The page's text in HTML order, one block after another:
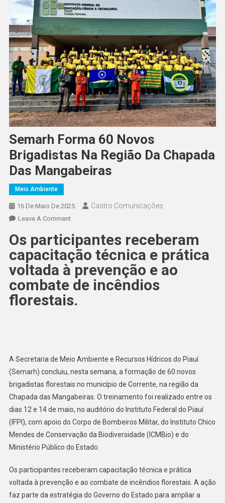
Semarh Forma 60 Novos
Brigadistas Na Região Da Chapada
Das Mangabeiras
Meio Ambiente
16 De Maio De 2025 Castro Comunicações
Leave A Comment
Os participantes receberam
capacitação técnica e prática
voltada à prevenção e ao
combate de incêndios
florestais.
A Secretaria de Meio Ambiente e Recursos Hídricos do Piauí
(Semarh) concluiu, nesta semana, a formação de 60 novos
brigadistas florestais no município de Corrente, na região da
Chapada das Mangabeiras. O treinamento foi realizado entre os
dias 12 e 14 de maio, no auditório do Instituto Federal do Piauí
(IFPI), com apoio do Corpo de Bombeiros Militar, do Instituto Chico
Mendes de Conservação da Biodiversidade (ICMBio) e do
Ministério Público do Estado.
Os participantes receberam capacitação técnica e prática
voltada à prevenção e ao combate de incêndios florestais. A ação
faz parte da estratégia do Governo do Estado para ampliar a